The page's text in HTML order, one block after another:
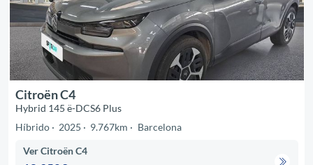
Citroën C4
Hybrid 145 ë-DCS6 Plus
Híbrido
2025 9.767km Barcelona
Ver Citroën C4